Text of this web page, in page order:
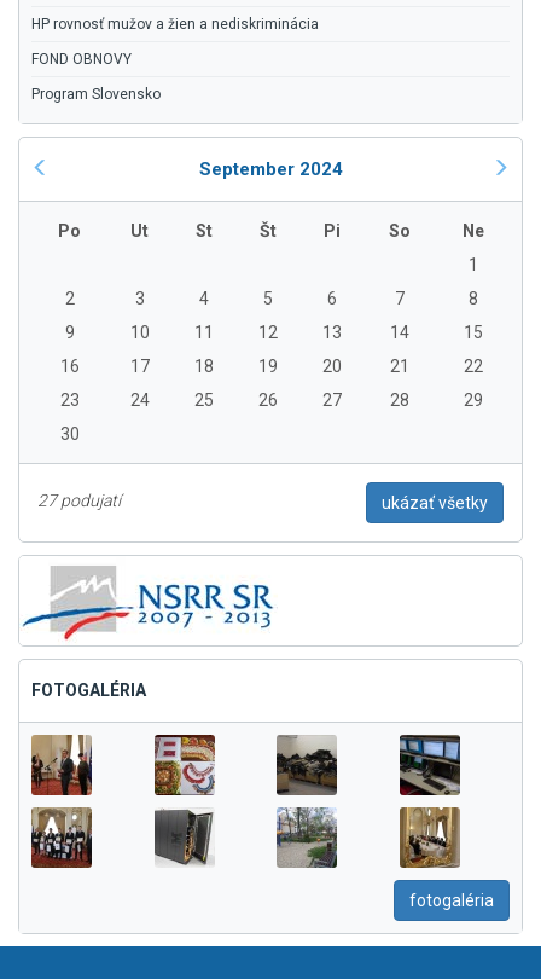
HP rovnosť mužov a žien a nediskriminácia
FOND OBNOVY
Program Slovensko
September 2024
Po Ut St Št Pi So
Ne
1
2
3 4 5 6 7
8
9
10 11 12 13 14
15
16
17 18 19 20 21
22
23
24 25 26 27 28
29
30
27 podujatí ukázať všetky
FOTOGALÉRIA
fotogaléria